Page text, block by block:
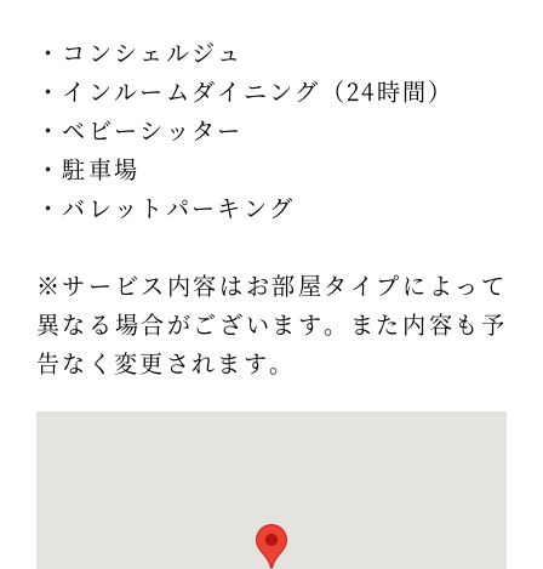
・コンシェルジュ
・インルームダイニング（24時間）
・ベビーシッター
・駐車場
・バレットパーキング
※サービス内容はお部屋タイプによって
異なる場合がございます。また内容も予
告なく変更されます。